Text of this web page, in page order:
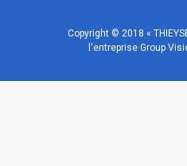
Copyright © 2018 «
l'entreprise Group